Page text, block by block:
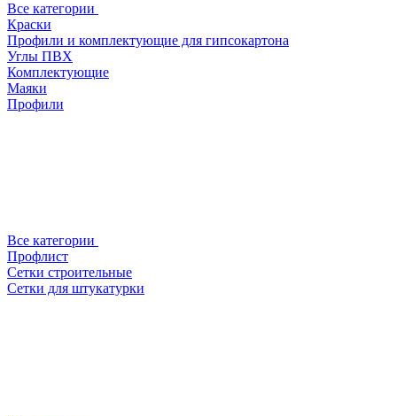
Все категории
Краски
Профили и комплектующие для гипсокартона
Углы ПВХ
Комплектующие
Маяки
Профили
Все категории
Профлист
Сетки строительные
Сетки для штукатурки